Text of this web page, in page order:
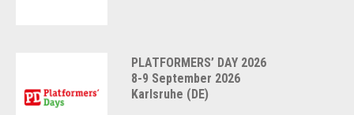
PLATFORMERS’ DAY 2026
8-9 September 2026
Karlsruhe (DE)